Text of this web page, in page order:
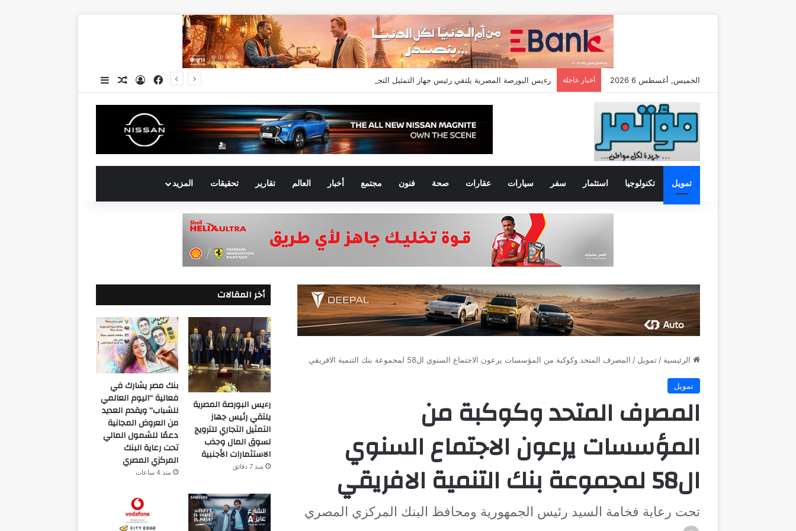
الخميس, أغسطس 6 2026 أخبار عاجلة رءيس البورصة المصرية يلتقي رئيس جهاز التمثيل التجاري للترويج لسوق المال وجذب الاستثمارات الأجنبية فيسبوكتسجيل الدخول
مقال عشوائي
إضافة عمود جانبي
تمويل تكنولوجيا استثمار سفر سيارات عقارات صحة فنون مجتمع أخبار العالم تقارير تحقيقات المزيد
الرئيسية / تمويل / المصرف المتحد وكوكبة من المؤسسات يرعون الاجتماع السنوي ال58 لمجموعة بنك التنمية الافريقي
تمويل
المصرف المتحد وكوكبة من
المؤسسات يرعون الاجتماع السنوي
ال58 لمجموعة بنك التنمية الافريقي
تحت رعاية فخامة السيد رئيس الجمهورية ومحافظ البنك المركزي المصري
أخر المقالات
رءيس البورصة المصرية
يلتقي رئيس جهاز
التمثيل التجاري للترويج
لسوق المال وجذب
الاستثمارات الأجنبية
منذ 7 دقائق
بنك مصر يشارك في
فعالية “اليوم العالمي
للشباب” ويقدم العديد
من العروض المجانية
دعمًا للشمول المالي
تحت رعاية البنك
المركزي المصري
منذ 4 ساعات